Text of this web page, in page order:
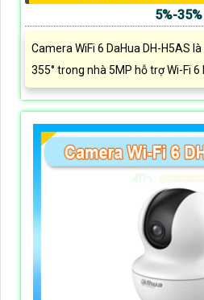
5%-35%
Camera WiFi 6 DaHua DH-H5AS
355° trong nhà 5MP hỗ trợ Wi-Fi 6